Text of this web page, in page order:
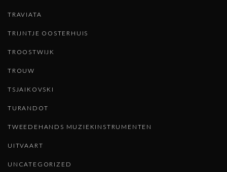
TRAVIATA
TRIJNTJE OOSTERHUIS
TROOSTWIJK
TROUW
TSJAIKOVSKI
TURANDOT
TWEEDEHANDS MUZIEKINSTRUMENTEN
UITVAART
UNCATEGORIZED